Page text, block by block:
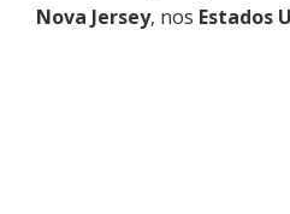
Nova Jersey, nos Estados